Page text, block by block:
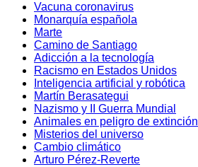
Vacuna coronavirus
Monarquía española
Marte
Camino de Santiago
Adicción a la tecnología
Racismo en Estados Unidos
Inteligencia artificial y robótica
Martín Berasategui
Nazismo y II Guerra Mundial
Animales en peligro de extinción
Misterios del universo
Cambio climático
Arturo Pérez-Reverte